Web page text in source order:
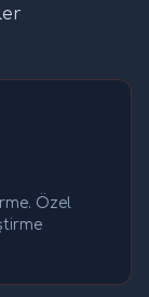
Özel